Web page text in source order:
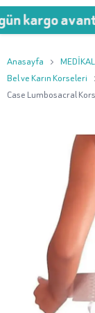
avantajıyla
Anasayfa
Bel ve Karın Korseleri
Case Lumbosacral